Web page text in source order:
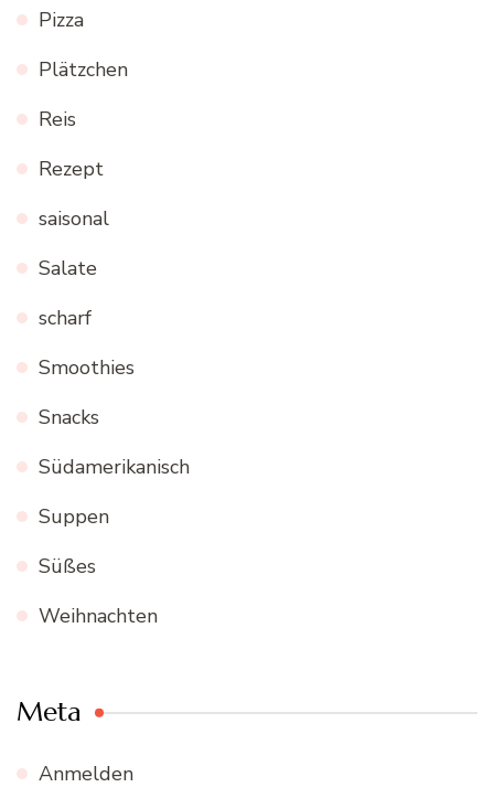
Pizza
Plätzchen
Reis
Rezept
saisonal
Salate
scharf
Smoothies
Snacks
Südamerikanisch
Suppen
Süßes
Weihnachten
Meta
Anmelden